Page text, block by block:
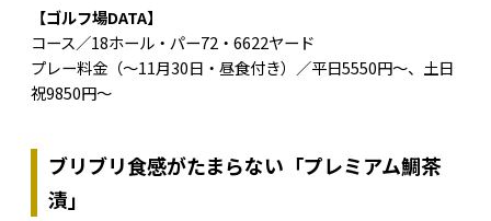
【ゴルフ場DATA】
コース／18ホール・パー72・6622ヤード
プレー料金（～11月30日・昼食付き）／平日5550円～、土日
祝9850円～
ブリブリ食感がたまらない「プレミアム鯛茶
漬」